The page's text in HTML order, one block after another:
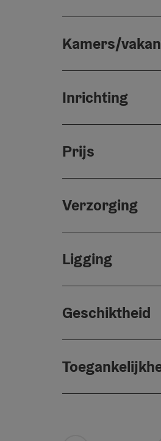
Kamers/
Inrichting
Prijs
Verzorging
Ligging
Geschiktheid